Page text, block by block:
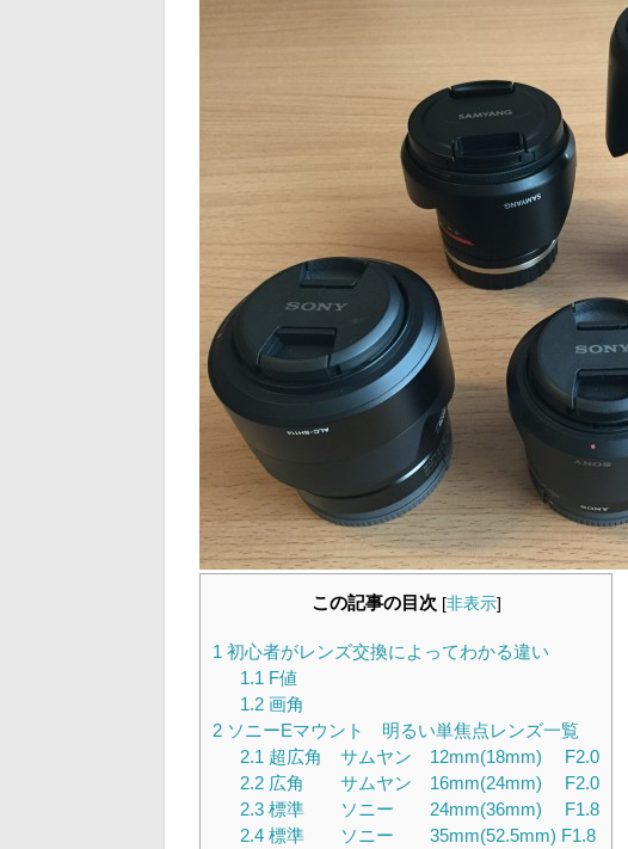
この記事の目次 [非表示]
1 初心者がレンズ交換によってわかる違い
1.1 F値
1.2画角
2 ソニーEマウント 明るい単焦点レンズ一覧
2.1 超広角 サムヤン 12mm(18mm) F2.0
2.2広角 サムヤン 16mm(24mm) F2.0
2.3標準 ソニー 24mm(36mm) F1.8
2.4標準 ソニー 35mm(52.5mm) F1.8